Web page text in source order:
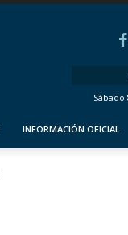
Sábado
INFORMACIÓN OFICIAL